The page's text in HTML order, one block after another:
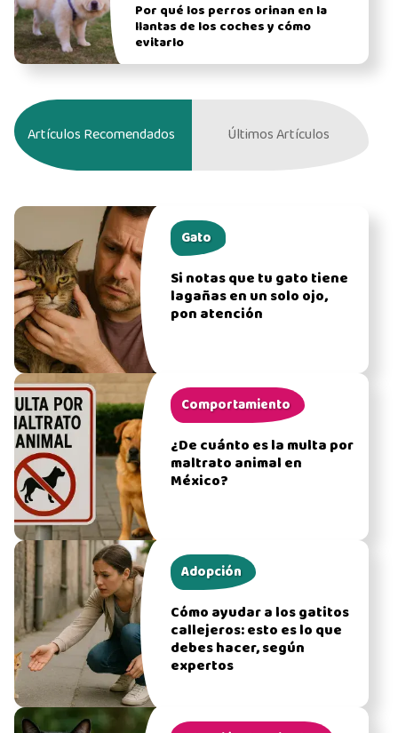
Por qué los perros orinan en la
llantas de los coches y cómo
evitarlo
Artículos Recomendados Últimos Artículos
Gato
Si notas que tu gato tiene
lagañas en un solo ojo,
pon atención
Comportamiento
¿De cuánto es la multa por
maltrato animal en
México?
Adopción
Cómo ayudar a los gatitos
callejeros: esto es lo que
debes hacer, según
expertos